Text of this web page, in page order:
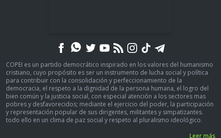
COPEI es un partido democrático inspirado en los valores del humanismo
cristiano, cuyo propósito es ser un instrumento de lucha social y política
para contribuir con la consolidación y perfeccionamiento de la
democracia, el respeto a la dignidad de la persona humana, el logro del
bien común y la justicia social, con especial atención a los sectores mas
pobres y desfavorecidos; mediante el ejercicio del poder, la participación
y representación popular de sus dirigentes, militantes y simpatizantes.
todo ello en un clima de paz social y respeto al pluralismo ideológico.
Leer más